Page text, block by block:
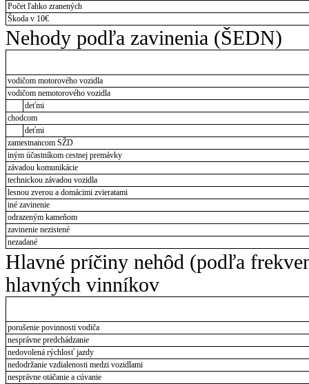
Počet ľahko zranených
Škoda v 10€
Nehody podľa zavinenia (ŠEDN)
vodičom motorového vozidla
vodičom nemotorového vozidla
deťmi
chodcom
deťmi
zamestnancom SŽD
iným účastníkom cestnej premávky
závadou komunikácie
technickou závadou vozidla
lesnou zverou a domácimi zvieratami
iné zavinenie
odrazeným kameňom
zavinenie nezistené
nezadané
Hlavné príčiny nehôd (podľa
hlavných vinníkov
porušenie povinnosti vodiča
nesprávne predchádzanie
nedovolená rýchlosť jazdy
nedodržanie vzdialenosti medzi vozidlami
nesprávne otáčanie a cúvanie